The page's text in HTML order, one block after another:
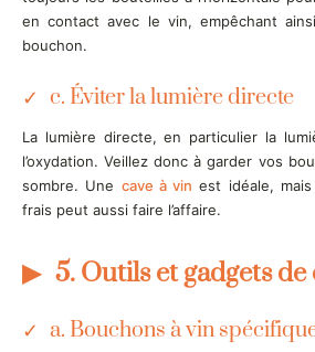
en contact avec le vin, empêchant
bouchon.
c. Éviter la lumière directe
La lumière directe, en particulier la
l’oxydation. Veillez donc à garder vos
sombre. Une cave à vin est idéale,
frais peut aussi faire l’affaire.
5. Outils et gadgets
a. Bouchons à vin